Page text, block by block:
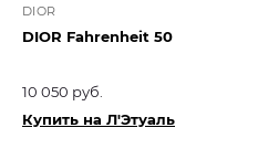
DIOR
DIOR Fahrenheit 50
10 050 руб.
Купить на Л'Этуаль